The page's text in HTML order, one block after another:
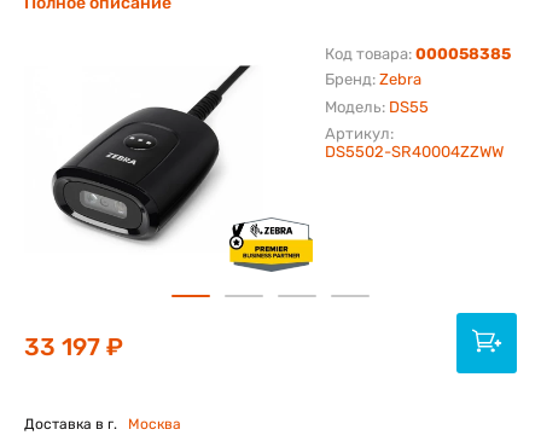
Бренд: Zebra
Модель: DS55
Код товара: 000058385
Артикул:
DS5502-SR40004ZZWW
33 197 ₽
Доставка в г. Москва